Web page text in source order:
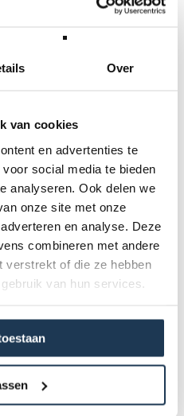
Over
van cookies
en advertenties te
social media te bieden
analyseren. Ook delen we
onze site met onze
en analyse. Deze
combineren met andere
verstrekt of die ze hebben
van hun services.